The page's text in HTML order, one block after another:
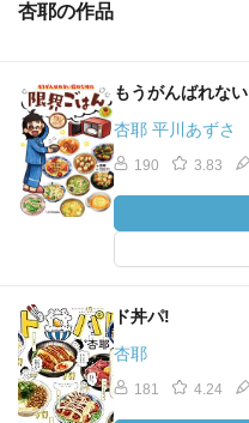
杏耶の作品
もうがんばれな
杏耶 平川あずさ
190 3.83
ド丼パ!
杏耶
181 4.24